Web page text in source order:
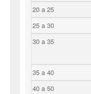
20 a 25
25 a 30
30 a 35
35 a 40
40 a 50